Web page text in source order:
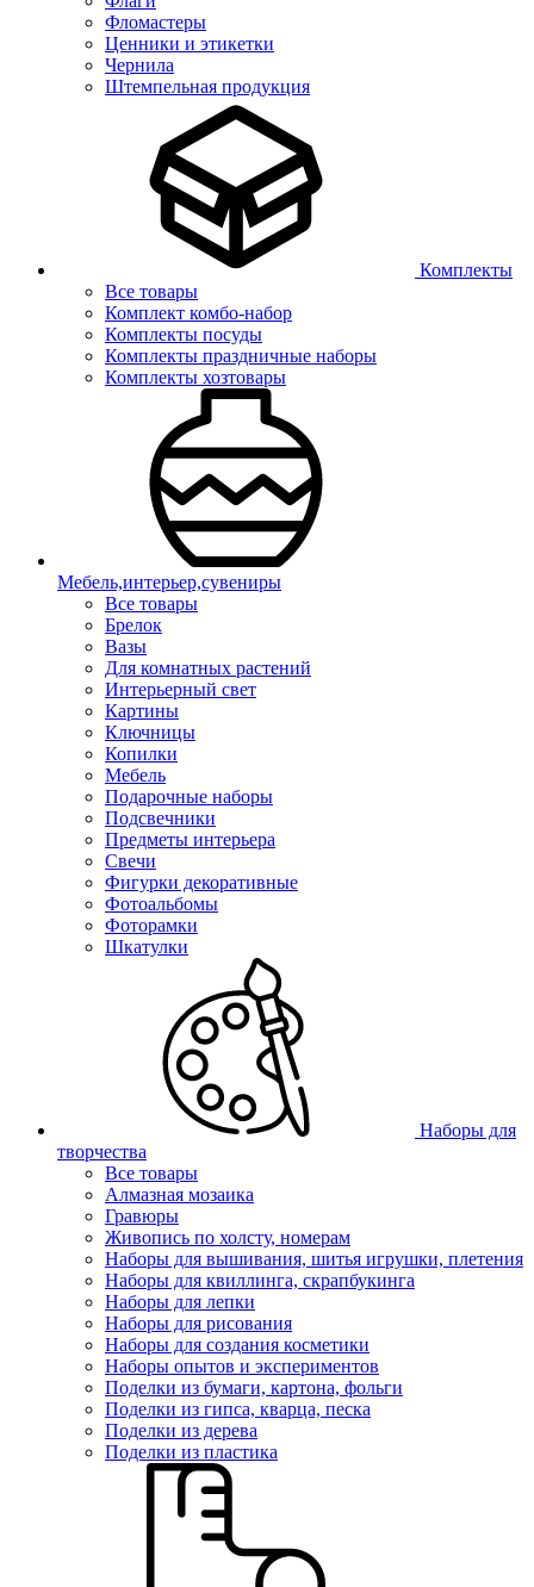
Фломастеры
Ценники и этикетки
Чернила
Штемпельная продукция
Комплекты
Все товары
Комплект комбо-набор
Комплекты посуды
Комплекты праздничные наборы
Комплекты хозтовары
Мебель,интерьер,сувениры
Все товары
Брелок
Вазы
Для комнатных растений
Интерьерный свет
Картины
Ключницы
Копилки
Мебель
Подарочные наборы
Подсвечники
Предметы интерьера
Свечи
Фигурки декоративные
Фотоальбомы
Фоторамки
Шкатулки
Наборы для
творчества
Все товары
Алмазная мозаика
Гравюры
Живопись по холсту, номерам
Наборы для вышивания, шитья игрушки, плетения
Наборы для квиллинга, скрапбукинга
Наборы для лепки
Наборы для рисования
Наборы для создания косметики
Наборы опытов и экспериментов
Поделки из бумаги, картона, фольги
Поделки из гипса, кварца, песка
Поделки из дерева
Поделки из пластика